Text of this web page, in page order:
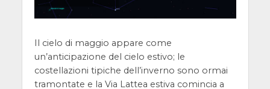
Il cielo di maggio appare come
un’anticipazione del cielo estivo; le
costellazioni tipiche dell’inverno sono ormai
tramontate e la Via Lattea estiva comincia a